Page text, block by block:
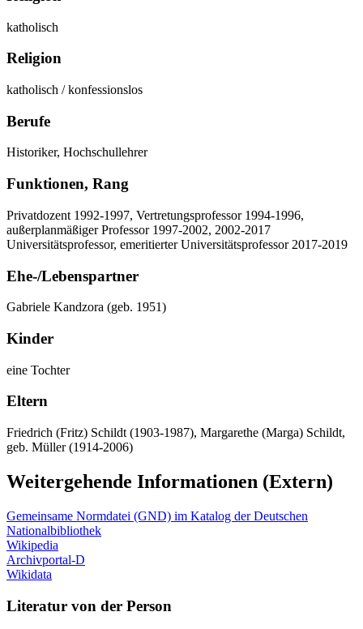
katholisch
Religion
katholisch / konfessionslos
Berufe
Historiker, Hochschullehrer
Funktionen, Rang
Privatdozent 1992-1997, Vertretungsprofessor 1994-1996,
außerplanmäßiger Professor 1997-2002, 2002-2017
Universitätsprofessor, emeritierter Universitätsprofessor 2017-2019
Ehe-/Lebenspartner
Gabriele Kandzora (geb. 1951)
Kinder
eine Tochter
Eltern
Friedrich (Fritz) Schildt (1903-1987), Margarethe (Marga) Schildt,
geb. Müller (1914-2006)
Weitergehende Informationen (Extern)
Gemeinsame Normdatei (GND) im Katalog der Deutschen
Nationalbibliothek
Wikipedia
Archivportal-D
Wikidata
Literatur von der Person